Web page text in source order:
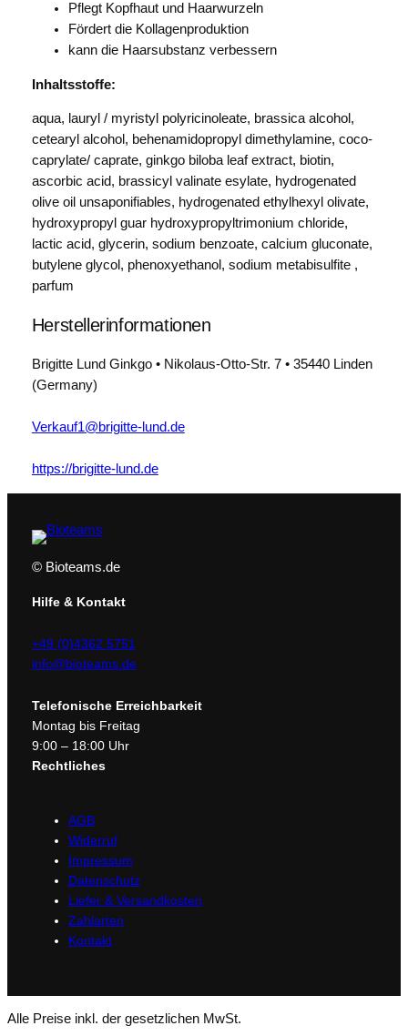
Pflegt Kopfhaut und Haarwurzeln
Fördert die Kollagenproduktion
kann die Haarsubstanz verbessern
Inhaltsstoffe:
aqua, lauryl / myristyl polyricinoleate, brassica alcohol,
cetearyl alcohol, behenamidopropyl dimethylamine, coco-
caprylate/ caprate, ginkgo biloba leaf extract, biotin,
ascorbic acid, brassicyl valinate esylate, hydrogenated
olive oil unsaponifiables, hydrogenated ethylhexyl olivate,
hydroxypropyl guar hydroxypropyltrimonium chloride,
lactic acid, glycerin, sodium benzoate, calcium gluconate,
butylene glycol, phenoxyethanol, sodium metabisulfite ,
parfum
Herstellerinformationen
Brigitte Lund Ginkgo • Nikolaus-Otto-Str. 7 • 35440 Linden
(Germany)
Verkauf1@brigitte-lund.de
https://brigitte-lund.de
© Bioteams.de
Hilfe & Kontakt
+49 (0)4362 5751
info@bioteams.de
Telefonische Erreichbarkeit
Montag bis Freitag
9:00 – 18:00 Uhr
Rechtliches
AGB
Widerruf
Impressum
Datenschutz
Liefer & Versandkosten
Zahlarten
Kontakt
Alle Preise inkl. der gesetzlichen MwSt.